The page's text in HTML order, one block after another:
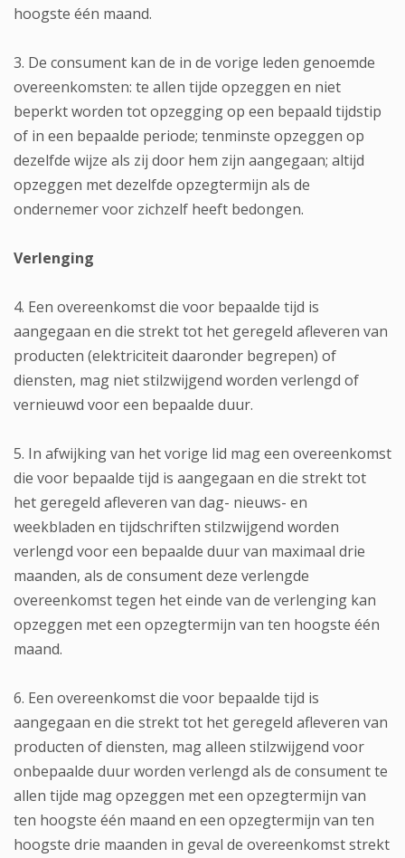
hoogste één maand.
3. De consument kan de in de vorige leden genoemde
overeenkomsten: te allen tijde opzeggen en niet
beperkt worden tot opzegging op een bepaald tijdstip
of in een bepaalde periode; tenminste opzeggen op
dezelfde wijze als zij door hem zijn aangegaan; altijd
opzeggen met dezelfde opzegtermijn als de
ondernemer voor zichzelf heeft bedongen.
Verlenging
4. Een overeenkomst die voor bepaalde tijd is
aangegaan en die strekt tot het geregeld afleveren van
producten (elektriciteit daaronder begrepen) of
diensten, mag niet stilzwijgend worden verlengd of
vernieuwd voor een bepaalde duur.
5. In afwijking van het vorige lid mag een overeenkomst
die voor bepaalde tijd is aangegaan en die strekt tot
het geregeld afleveren van dag- nieuws- en
weekbladen en tijdschriften stilzwijgend worden
verlengd voor een bepaalde duur van maximaal drie
maanden, als de consument deze verlengde
overeenkomst tegen het einde van de verlenging kan
opzeggen met een opzegtermijn van ten hoogste één
maand.
6. Een overeenkomst die voor bepaalde tijd is
aangegaan en die strekt tot het geregeld afleveren van
producten of diensten, mag alleen stilzwijgend voor
onbepaalde duur worden verlengd als de consument te
allen tijde mag opzeggen met een opzegtermijn van
ten hoogste één maand en een opzegtermijn van ten
hoogste drie maanden in geval de overeenkomst strekt